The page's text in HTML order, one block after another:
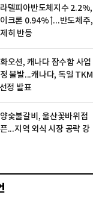
델피아반도체지수 2.2%,
크론 0.94%↑...반도체주,
히 반등
오션, 캐나다 잠수함 사업
불발...캐나다, 독일 TKM
정 발표
숯불갈비, 울산꽃바위점
...지역 외식 시장 공략 강